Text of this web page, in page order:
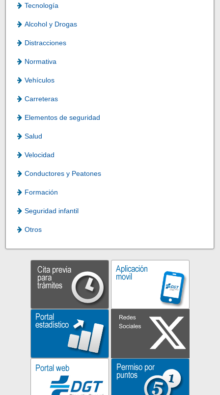
Tecnología
Alcohol y Drogas
Distracciones
Normativa
Vehículos
Carreteras
Elementos de seguridad
Salud
Velocidad
Conductores y Peatones
Formación
Seguridad infantil
Otros